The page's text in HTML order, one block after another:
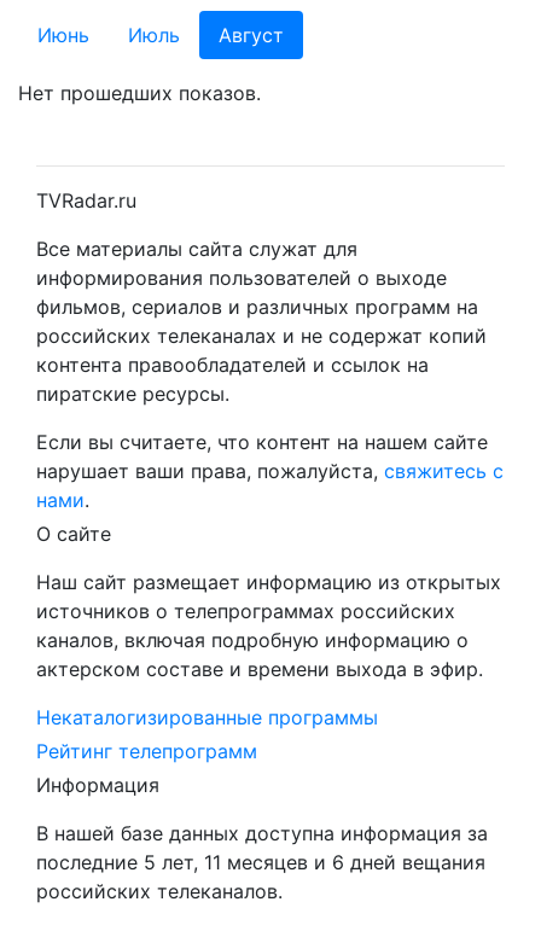
Июнь
Июль Август
Нет прошедших показов.
TVRadar.ru
Все материалы сайта служат для
информирования пользователей о выходе
фильмов, сериалов и различных программ на
российских телеканалах и не содержат копий
контента правообладателей и ссылок на
пиратские ресурсы.
Если вы считаете, что контент на нашем сайте
нарушает ваши права, пожалуйста, свяжитесь с
нами.
О сайте
Наш сайт размещает информацию из открытых
источников о телепрограммах российских
каналов, включая подробную информацию о
актерском составе и времени выхода в эфир.
Некаталогизированные программы
Рейтинг телепрограмм
Информация
В нашей базе данных доступна информация за
последние 5 лет, 11 месяцев и 6 дней вещания
российских телеканалов.